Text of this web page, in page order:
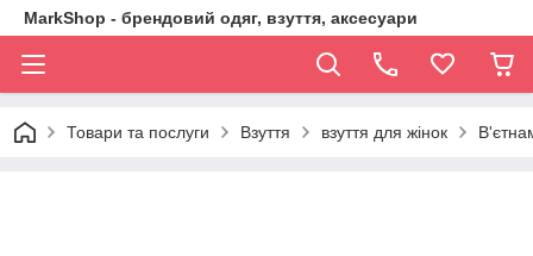
MarkShop - брендовий одяг, взуття, аксесуари
Товари та послуги Взуття взуття для жінок